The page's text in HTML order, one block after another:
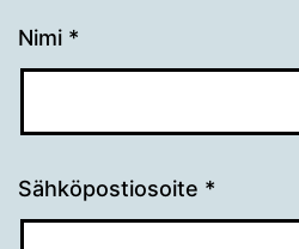
Nimi *
Sähköpostiosoite *